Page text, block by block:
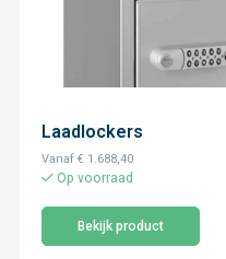
Laadlockers
Vanaf € 1.688,40
Op voorraad
Bekijk product